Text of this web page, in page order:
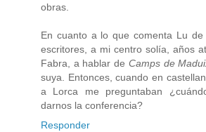
obras.
En cuanto a lo que comenta Lu
escritores, a mi centro solía, años
Fabra, a hablar de Camps de
suya. Entonces, cuando en
a Lorca me preguntaban
darnos la conferencia?
Responder